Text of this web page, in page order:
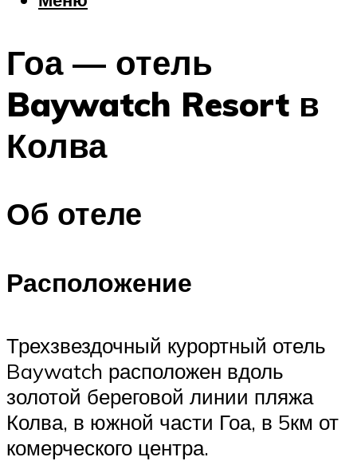
Шоппинг
Что посетить
Меню
Гоа — отель
Baywatch Resort в
Колва
Об отеле
Расположение
Трехзвездочный курортный отель
Baywatch расположен вдоль
золотой береговой линии пляжа
Колва, в южной части Гоа, в 5км от
комерческого центра.